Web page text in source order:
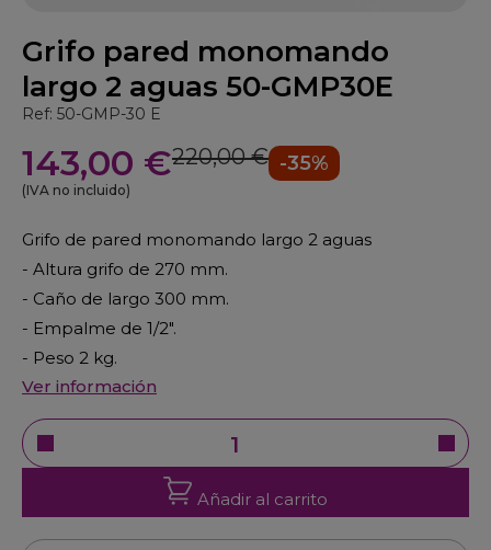
Grifo pared monomando
largo 2 aguas 50-GMP30E
Ref: 50-GMP-30 E
143,00 €220,00 € -35%
(IVA no incluido)
Grifo de pared monomando largo 2 aguas
- Altura grifo de 270 mm.
- Caño de largo 300 mm.
- Empalme de 1/2".
- Peso 2 kg.
Ver información
Añadir al carrito